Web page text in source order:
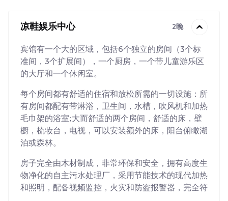
凉鞋娱乐中心 2晚
宾馆有一个大的区域，包括6个独立的房间（3个标
准间，3个扩展间），一个厨房，一个带儿童游乐区
的大厅和一个休闲室。
每个房间都有舒适的住宿和放松所需的一切设施：所
有房间都配有带淋浴，卫生间，水槽，吹风机和加热
毛巾架的浴室;大而舒适的两个房间，舒适的床，壁
橱，梳妆台，电视，可以安装额外的床，阳台俯瞰湖
泊或森林。
房子完全由木材制成，非常环保和安全，拥有高度生
物净化的自主污水处理厂，采用节能技术的现代加热
和照明，配备视频监控，火灾和防盗报警器，完全符